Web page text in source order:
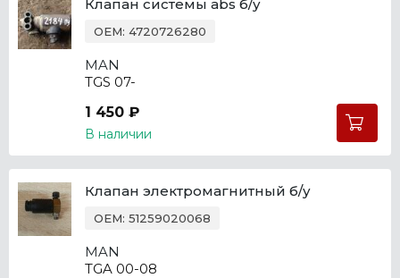
Клапан системы abs б/у
OEM: 4720726280
MAN
TGS 07-
1 450 ₽
В наличии
Клапан электромагнитный б/у
OEM: 51259020068
MAN
TGA 00-08